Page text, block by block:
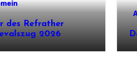
des Refrather
2026